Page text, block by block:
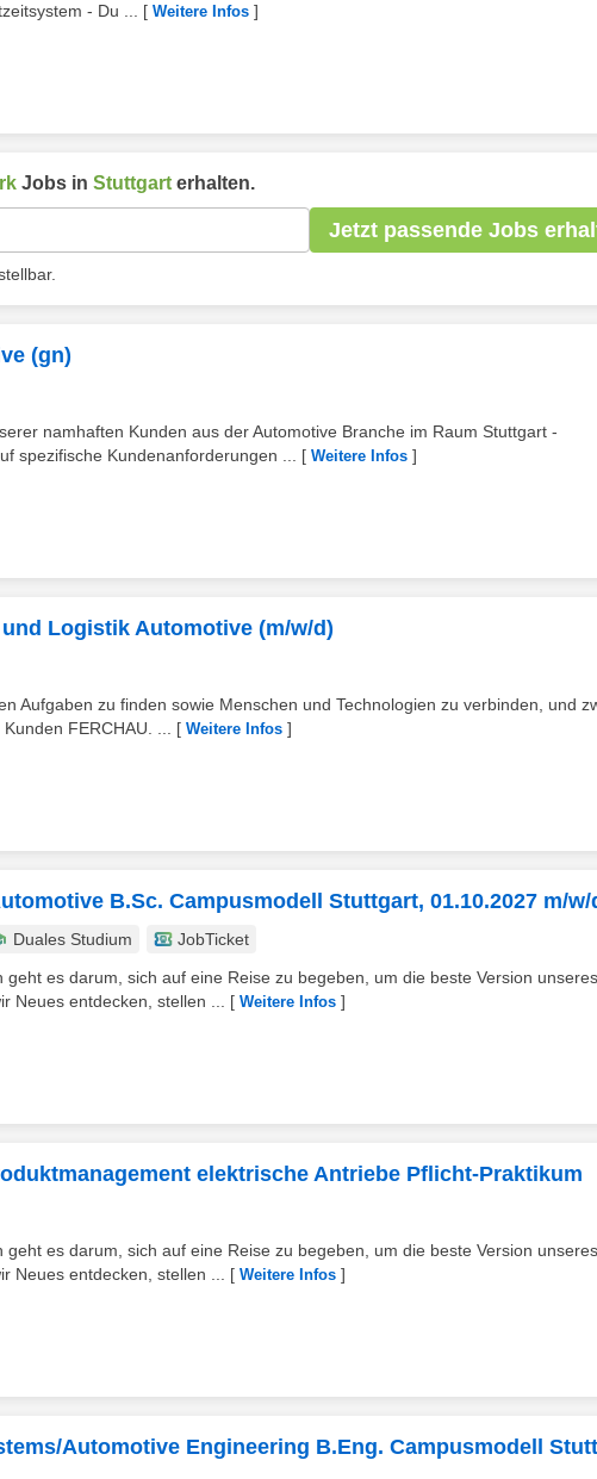
- Du ...
[ Weitere Infos ]
Jobs in Stuttgart erhalten.
Jetzt passende Jobs
(gn)
namhaften Kunden aus der Automotive Branche im Raum Stuttgart -
spezifische Kundenanforderungen ...
[ Weitere Infos ]
Logistik Automotive (m/w/d)
Aufgaben zu finden sowie Menschen und Technologien zu verbinden, und
FERCHAU. ...
[ Weitere Infos ]
B.Sc. Campusmodell Stuttgart, 01.10.2027 m/w/
Duales Studium
JobTicket
es darum, sich auf eine Reise zu begeben, um die beste Version unseres
Neues entdecken, stellen ...
[ Weitere Infos ]
elektrische Antriebe Pflicht-Praktikum
es darum, sich auf eine Reise zu begeben, um die beste Version unseres
Neues entdecken, stellen ...
[ Weitere Infos ]
Automotive Engineering B.Eng. Campusmodell